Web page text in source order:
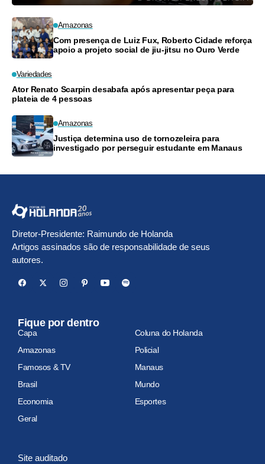
Amazonas
Com presença de Luiz Fux, Roberto Cidade reforça
apoio a projeto social de jiu-jitsu no Ouro Verde
Variedades
Ator Renato Scarpin desabafa após apresentar peça para
plateia de 4 pessoas
Amazonas
Justiça determina uso de tornozeleira para
investigado por perseguir estudante em Manaus
Diretor-Presidente: Raimundo de Holanda
Artigos assinados são de responsabilidade de seus
autores.
Fique por dentro
Capa
Coluna do Holanda
Amazonas
Policial
Famosos & TV
Manaus
Brasil
Mundo
Economia
Esportes
Geral
Site auditado